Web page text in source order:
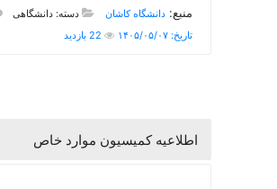
منبع:دانشگاه کاشان
دسته: دانشگاهی
تاریخ: ۱۴۰۵/۰۵/۰۷
اطلاعیه کمیسیون موارد خاص